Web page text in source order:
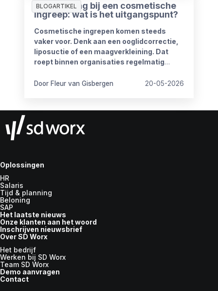
BLOGARTIKEL
Ziekmelding bij een cosmetische
ingreep: wat is het uitgangspunt?
Cosmetische ingrepen komen steeds
vaker voor. Denk aan een ooglidcorrectie,
liposuctie of een maagverkleining. Dat
roept binnen organisaties regelmatig
Door Fleur van Gisbergen 20-05-2026
Oplossingen
HR
Salaris
Tijd & planning
Beloning
SAP
Het laatste nieuws
Onze klanten aan het woord
Inschrijven nieuwsbrief
Over SD Worx
Het bedrijf
Werken bij SD Worx
Team SD Worx
Demo aanvragen
Contact